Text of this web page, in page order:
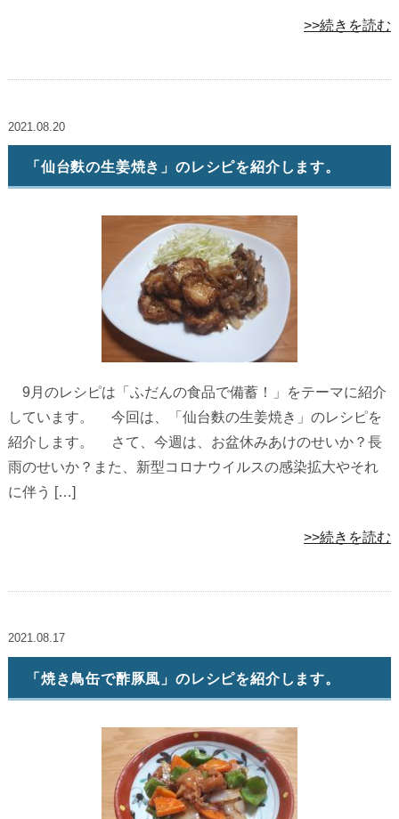
>>続きを読む
2021.08.20
「仙台麩の生姜焼き」のレシピを紹介します。
9月のレシピは「ふだんの食品で備蓄！」をテーマに紹介
しています。 今回は、「仙台麩の生姜焼き」のレシピを
紹介します。 さて、今週は、お盆休みあけのせいか？長
雨のせいか？また、新型コロナウイルスの感染拡大やそれ
に伴う […]
>>続きを読む
2021.08.17
「焼き鳥缶で酢豚風」のレシピを紹介します。